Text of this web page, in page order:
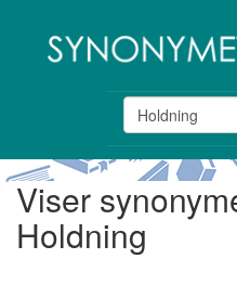
Viser
Holdning